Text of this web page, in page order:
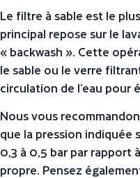
Le filtre à sable est le
principal repose sur le
« backwash ». Cette
le sable ou le verre
circulation de l’eau pour
Nous vous
que la pression indiquée
0,3 à 0,5 bar par rapport
propre. Pensez